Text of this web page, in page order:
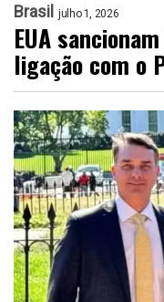
Brasil julho 1, 2026
EUA
ligação com o